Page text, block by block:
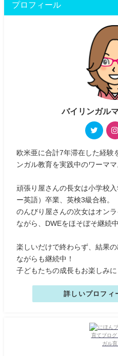
プロフィール
バイリンガル
欧米亜に合計7年滞在した経験
ンガル教育を実践中のワーママ
頑張り屋さんの長女は小学校
ー英語）卒業、英検3級合格。
のんびり屋さんの次女はオン
ながら、DWEをほそぼそ継続中
楽しいだけで終わらず、結果
ながらも継続中！
子どもたちの成長もお楽しみに
詳しいプロフィ